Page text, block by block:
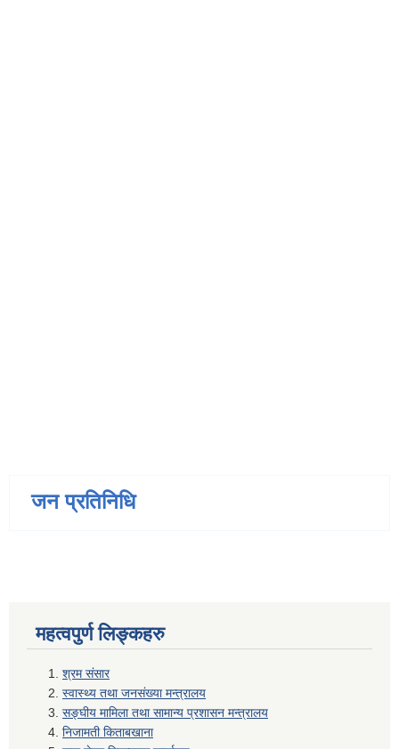
जन प्रतिनिधि
महत्वपुर्ण लिङ्कहरु
श्रम संसार
स्वास्थ्य तथा जनसंख्या मन्त्रालय
सङ्घीय मामिला तथा सामान्य प्रशासन मन्त्रालय
निजामती किताबखाना